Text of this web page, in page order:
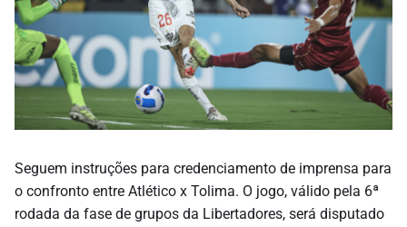
Seguem instruções para credenciamento de imprensa para
o confronto entre Atlético x Tolima. O jogo, válido pela 6ª
rodada da fase de grupos da Libertadores, será disputado